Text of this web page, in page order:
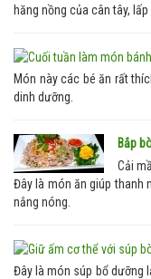
hăng nồng của cân tây,
Món này các bé ăn rất
dinh dưỡng.
Bắp
Cải
Đây là món ăn giúp thanh
nắng nóng.
Đây là món súp bổ dưỡng